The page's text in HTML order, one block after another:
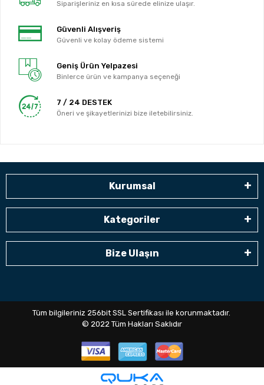
Siparişleriniz en kısa sürede elinize ulaşır.
Güvenli Alışveriş
Güvenli ve kolay ödeme sistemi
Geniş Ürün Yelpazesi
Binlerce ürün ve kampanya seçeneği
7 / 24 DESTEK
Öneri ve şikayetlerinizi bize iletebilirsiniz.
Kurumsal
Kategoriler
Bize Ulaşın
Tüm bilgileriniz 256bit SSL Sertifikası ile korunmaktadır.
© 2022 Tüm Hakları Saklıdır